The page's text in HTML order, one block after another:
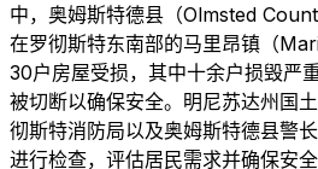
中，奥姆斯特德县（Olmsted
在罗彻斯特东南部的马里昂镇（
30户房屋受损，其中十余户损毁严
被切断以确保安全。明尼苏达州国
彻斯特消防局以及奥姆斯特德县警
进行检查，评估居民需求并确保安